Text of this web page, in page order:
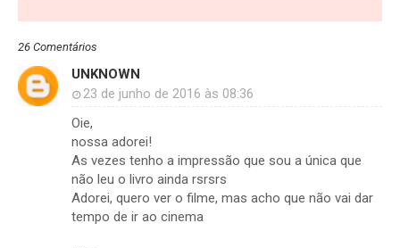
26 Comentários
UNKNOWN
23 de junho de 2016 às 08:36
Oie,
nossa adorei!
As vezes tenho a impressão que sou a única que
não leu o livro ainda rsrsrs
Adorei, quero ver o filme, mas acho que não vai dar
tempo de ir ao cinema